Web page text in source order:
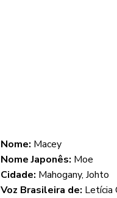
Nome: Macey
Nome Japonês: Moe
Cidade: Mahogany, Johto
Voz Brasileira de: Letícia